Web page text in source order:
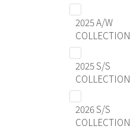
2025 A/W
COLLECTION
2025 S/S
COLLECTION
2026 S/S
COLLECTION